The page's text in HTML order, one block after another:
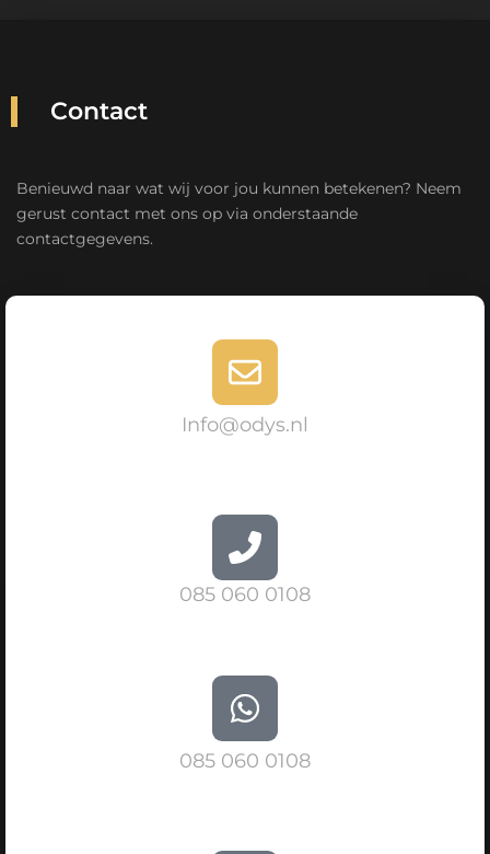
Contact
Benieuwd naar wat wij voor jou kunnen betekenen? Neem
gerust contact met ons op via onderstaande
contactgegevens.
Info@odys.nl
085 060 0108
085 060 0108